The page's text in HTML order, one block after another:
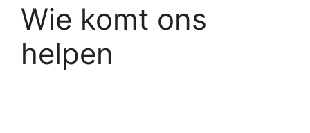
Wie komt ons
helpen